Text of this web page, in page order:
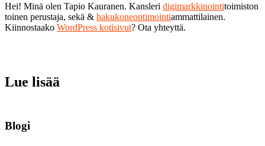
Hei! Minä olen Tapio Kauranen. Kansleri digimarkkinointitoimiston
toinen perustaja, sekä & hakukoneoptimointiammattilainen.
Kiinnostaako WordPress kotisivut? Ota yhteyttä.
Lue lisää
Blogi